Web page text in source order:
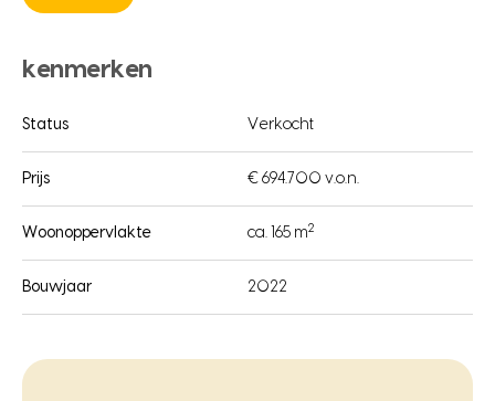
kenmerken
Status Verkocht
Prijs € 694.700 v.o.n.
Woonoppervlakte ca. 165 m2
Bouwjaar 2022